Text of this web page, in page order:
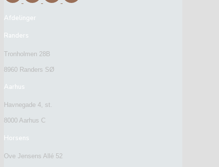
Afdelinger
Randers
Tronholmen 28B
8960 Randers SØ
Aarhus
Havnegade 4, st.
8000 Aarhus C
Horsens
Ove Jensens Allé 52